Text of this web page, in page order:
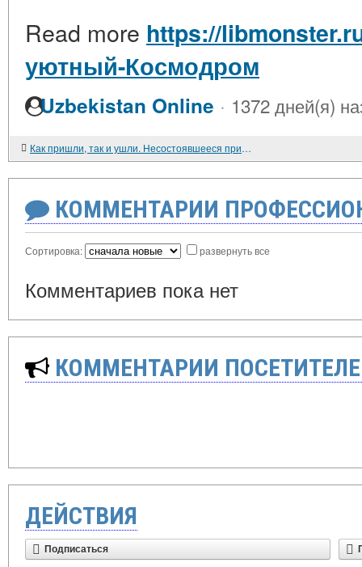
Read more https://
уютный-Космодром
Uzbekistan Online · 1372 дней(я)
Как пришли, так и ушли. Несостоявшееся пришествие киберпанков в Россию
КОММЕНТАРИИ
Сортировка: развернуть все
Комментариев пока нет
КОММЕНТАРИИ
ДЕЙСТВИЯ
Подписаться